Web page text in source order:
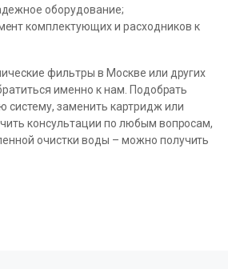
оборудование;
комплектующих и расходников к
фильтры в Москве или других
именно к нам. Подобрать
систему, заменить картридж или
консультации по любым вопросам,
очистки воды – можно получить